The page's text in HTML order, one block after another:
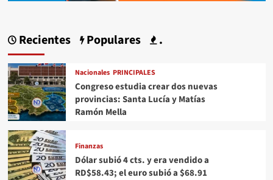
Recientes Populares .
Nacionales PRINCIPALES
Congreso estudia crear dos nuevas
provincias: Santa Lucía y Matías
Ramón Mella
Finanzas
Dólar subió 4 cts. y era vendido a
RD$58.43; el euro subió a $68.91